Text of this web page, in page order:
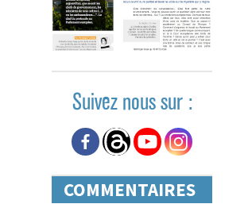
Suivez nous sur :
COMMENTAIRES